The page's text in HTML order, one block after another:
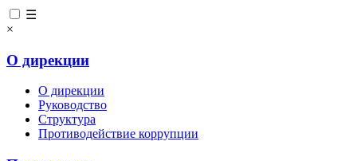
☰
×
О дирекции
О дирекции
Руководство
Структура
Противодействие коррупции